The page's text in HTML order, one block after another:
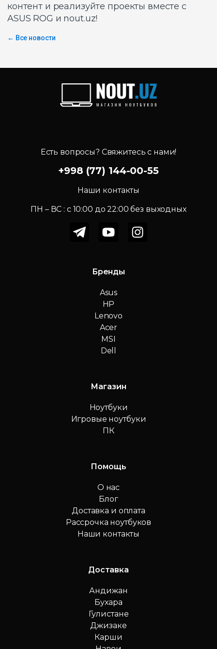
контент и реализуйте проекты вместе с
ASUS ROG и nout.uz!
← Все новости
Есть вопросы? Свяжитесь с нами!
+998 (77) 144-00-55
Наши контакты
ПН – ВС : c 10:00 до 22:00 без выходных
Бренды
Asus
HP
Lenovo
Acer
MSI
Dell
Магазин
Ноутбуки
Игровые ноутбуки
ПК
Помощь
О нас
Блог
Доставка и оплата
Рассрочка ноутбуков
Наши контакты
Доставка
Андижан
Бухара
Гулистане
Джизаке
Карши